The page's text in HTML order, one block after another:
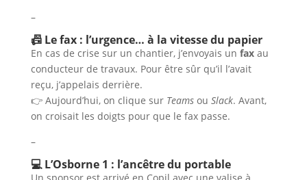
–
📠 Le fax : l’urgence… à la vitesse du papier
En cas de crise sur un chantier, j’envoyais un faxau
conducteur de travaux. Pour être sûr qu’il l’avait
reçu, j’appelais derrière.
👉 Aujourd’hui, on clique sur Teamsou Slack. Avant,
on croisait les doigts pour que le fax passe.
–
💻 L’Osborne 1 : l’ancêtre du portable